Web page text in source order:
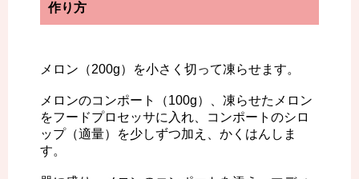
作り方
メロン（200g）を小さく切って凍らせます。
メロンのコンポート（100g）、凍らせたメロン
をフードプロセッサに入れ、コンポートのシロ
ップ（適量）を少しずつ加え、かくはんしま
す。